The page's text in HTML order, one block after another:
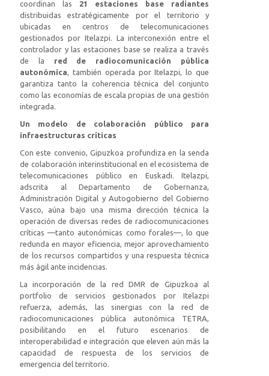
coordinan las 21 estaciones base radiantes
distribuidas estratégicamente por el territorio y
ubicadas en centros de telecomunicaciones
gestionados por Itelazpi. La interconexión entre el
controlador y las estaciones base se realiza a través
de la red de radiocomunicación pública
autonómica, también operada por Itelazpi, lo que
garantiza tanto la coherencia técnica del conjunto
como las economías de escala propias de una gestión
integrada.
Un modelo de colaboración público para
infraestructuras críticas
Con este convenio, Gipuzkoa profundiza en la senda
de colaboración interinstitucional en el ecosistema de
telecomunicaciones público en Euskadi. Itelazpi,
adscrita al Departamento de Gobernanza,
Administración Digital y Autogobierno del Gobierno
Vasco, aúna bajo una misma dirección técnica la
operación de diversas redes de radiocomunicaciones
críticas —tanto autonómicas como forales—, lo que
redunda en mayor eficiencia, mejor aprovechamiento
de los recursos compartidos y una respuesta técnica
más ágil ante incidencias.
La incorporación de la red DMR de Gipuzkoa al
portfolio de servicios gestionados por Itelazpi
refuerza, además, las sinergias con la red de
radiocomunicaciones pública autonómica TETRA,
posibilitando en el futuro escenarios de
interoperabilidad e integración que eleven aún más la
capacidad de respuesta de los servicios de
emergencia del territorio.